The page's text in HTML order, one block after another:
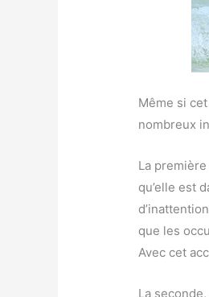
Même si
nombreux
La
qu’elle est
que les
Avec cet
La